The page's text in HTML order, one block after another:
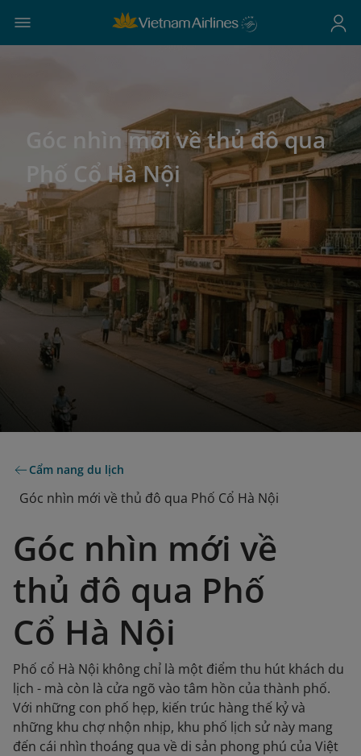
Góc nhìn mới về thủ đô qua
Phố Cổ Hà Nội
Cẩm nang du lịch
Góc nhìn mới về thủ đô qua Phố Cổ Hà Nội
Góc nhìn mới về
thủ đô qua Phố
Cổ Hà Nội
Phố cổ Hà Nội không chỉ là một điểm thu hút khách du
lịch - mà còn là cửa ngõ vào tâm hồn của thành phố.
Với những con phố hẹp, kiến ​​trúc hàng thế kỷ và
những khu chợ nhộn nhịp, khu phố lịch sử này mang
đến cái nhìn thoáng qua về di sản phong phú của Việt